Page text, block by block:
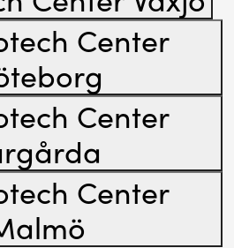
Center
Center
Center